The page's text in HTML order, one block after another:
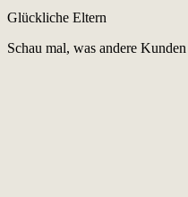
Glückliche Eltern
Schau mal, was andere